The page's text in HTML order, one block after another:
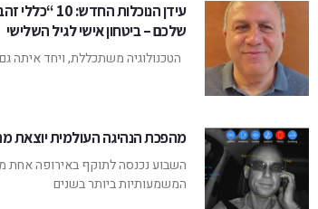
עידן הנוכלות
שלכם – ביטחון אישי לגיל השלישי
הטכנולוגיה משתכללת, ויחד איתה
מהפכת הנהיגה העולמית יוצאת
השבוע נכנסה לתוקף באירופה אחת
המשמעותיות ביותר בשנים